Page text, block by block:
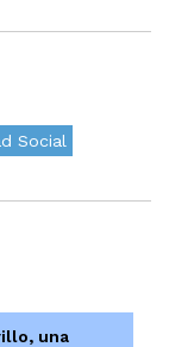
Social
una